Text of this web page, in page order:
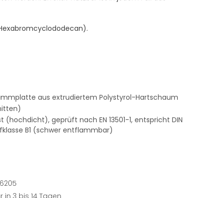
aus extrudiertem Polystyrol-Hartschaum
(hochdicht), geprüft nach EN 13501-1, entspricht DIN
B1 (schwer entflammbar)
in 3 bis 14 Tagen